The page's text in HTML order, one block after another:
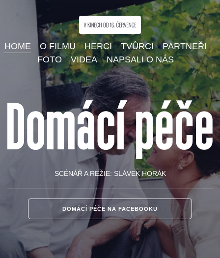
HOME O FILMU HERCI TVŮRCI
PARTNEŘI
FOTO
VIDEA NAPSALI O NÁS
SCÉNÁŘ A REŽIE: SLÁVEK HORÁK
DOMÁCÍ PÉČE NA FACEBOOKU